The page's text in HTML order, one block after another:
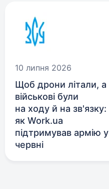
10 липня 2026
Щоб дрони літали, а
військові були
на ходу й на зв'язку:
як Work.ua
підтримував армію у
червні